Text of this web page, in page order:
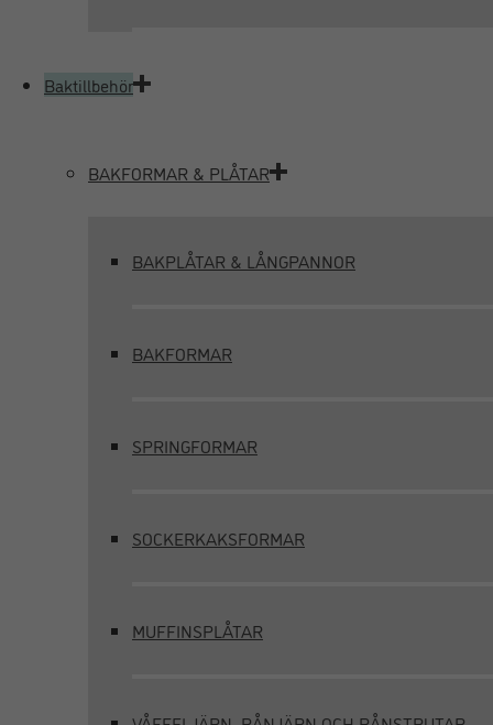
Baktillbehör
BAKFORMAR & PLÅTAR
BAKPLÅTAR & LÅNGPANNOR
BAKFORMAR
SPRINGFORMAR
SOCKERKAKSFORMAR
MUFFINSPLÅTAR